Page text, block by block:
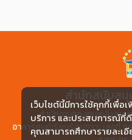
สำนักสนับสนุ
สำนักงานกองทุนสนับสนุ
อาคารศูนย์เรียนรู้สุขภาวะ เลขที่
เว็บไซต์นี้มีการใช้คุกกี้เพื่อ
บริการ และประสบการณ์ที่
คุณสามารถศึกษารายละเ